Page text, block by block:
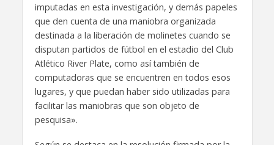
imputadas en esta investigación, y demás papeles
que den cuenta de una maniobra organizada
destinada a la liberación de molinetes cuando se
disputan partidos de fútbol en el estadio del Club
Atlético River Plate, como así también de
computadoras que se encuentren en todos esos
lugares, y que puedan haber sido utilizadas para
facilitar las maniobras que son objeto de
pesquisa».